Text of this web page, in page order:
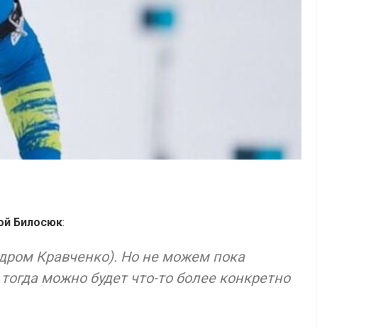
Билосюк:
Кравченко). Но не можем пока
можно будет что-то более конкретно